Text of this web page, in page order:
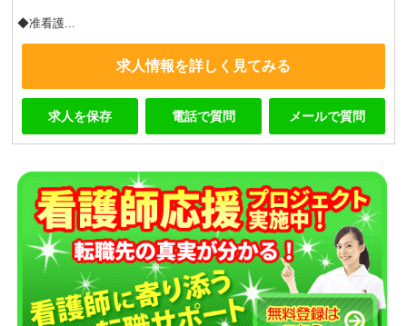
◆准看護...
求人情報を詳しく見てみる
求人を保存 電話で質問 メールで質問